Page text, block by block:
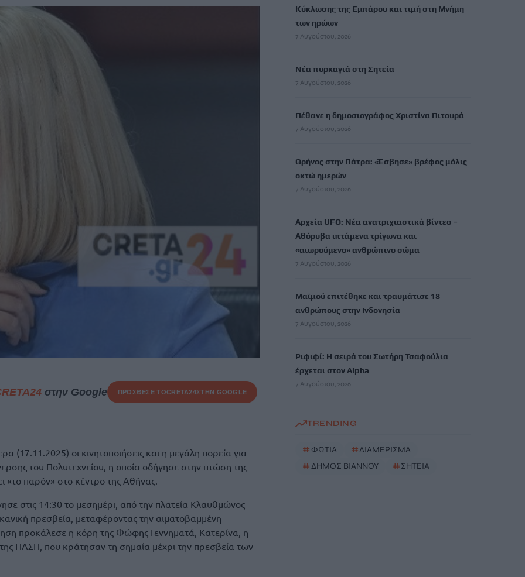
στην Google ΠΡΟΣΘΕΣΕ ΤΟCRETA24ΣΤΗΝ GOOGLE
(17.11.2025) οι κινητοποιήσεις και η μεγάλη πορεία για
του Πολυτεχνείου, η οποία οδήγησε στην πτώση της
«το παρόν» στο κέντρο της Αθήνας.
στις 14:30 το μεσημέρι, από την πλατεία Κλαυθμώνος
πρεσβεία, μεταφέροντας την αιματοβαμμένη
προκάλεσε η κόρη της Φώφης Γεννηματά, Κατερίνα, η
ΠΑΣΠ, που κράτησαν τη σημαία μέχρι την πρεσβεία των
Κύκλωσης της Εμπάρου και τιμή στη Μνήμη
των ηρώων
7 Αυγούστου, 2026
Νέα πυρκαγιά στη Σητεία
7 Αυγούστου, 2026
Πέθανε η δημοσιογράφος Χριστίνα Πιτουρά
7 Αυγούστου, 2026
Θρήνος στην Πάτρα: «Έσβησε» βρέφος μόλις
οκτώ ημερών
7 Αυγούστου, 2026
Αρχεία UFO: Νέα ανατριχιαστικά βίντεο –
Αθόρυβα ιπτάμενα τρίγωνα και
«αιωρούμενo» ανθρώπινo σώμα
7 Αυγούστου, 2026
Μαϊμού επιτέθηκε και τραυμάτισε 18
ανθρώπους στην Ινδονησία
7 Αυγούστου, 2026
Ριφιφί: Η σειρά του Σωτήρη Τσαφούλια
έρχεται στον Alpha
7 Αυγούστου, 2026
TRENDING
# ΦΩΤΙΑ #ΔΙΑΜΕΡΙΣΜΑ
#ΔΗΜΟΣ ΒΙΑΝΝΟΥ #ΣΗΤΕΙΑ